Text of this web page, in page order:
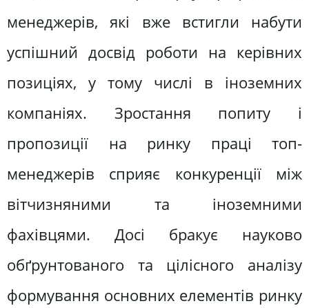
менеджерів, які вже встигли набути
успішний досвід роботи на керівних
позиціях, у тому числі в іноземних
компаніях. Зростання попиту і
пропозиції на ринку праці топ-
менеджерів сприяє конкуренції між
вітчизняними та іноземними
фахівцями. Досі бракує науково
обґрунтованого та цілісного аналізу
формування основних елементів ринку